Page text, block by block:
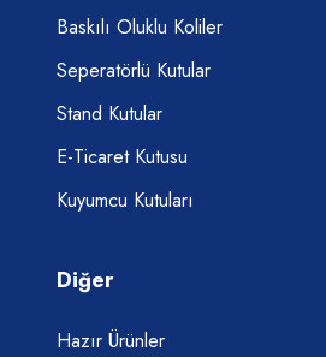
Baskılı Oluklu Koliler
Seperatörlü Kutular
Stand Kutular
E-Ticaret Kutusu
Kuyumcu Kutuları
Diğer
Hazır Ürünler